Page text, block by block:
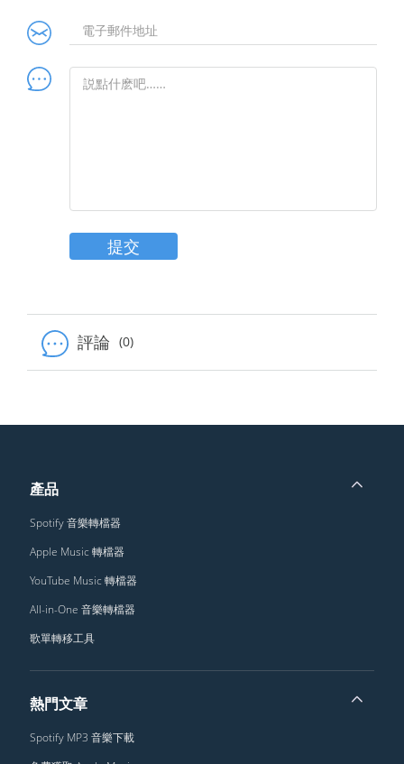
提交
評論 (0)
產品
Spotify 音樂轉檔器
Apple Music 轉檔器
YouTube Music 轉檔器
All-in-One 音樂轉檔器
歌單轉移工具
熱門文章
Spotify MP3 音樂下載